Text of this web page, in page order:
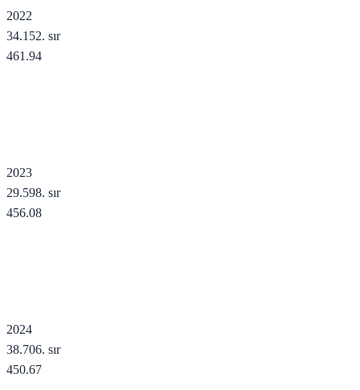
2022
34.152. sır
461.94
2023
29.598. sır
456.08
2024
38.706. sır
450.67